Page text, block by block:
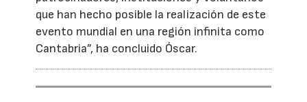
que han hecho posible la realización de este
evento mundial en una región infinita como
Cantabria”, ha concluido Óscar.